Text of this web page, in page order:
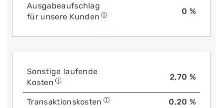
Aus­gabe­auf­schlag
für unsere Kunden
0 %
Sonstige laufende
Kosten
2,70 %
Trans­aktions­kosten 0,20 %